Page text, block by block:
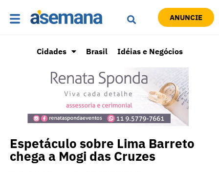
ANUNCIE
Cidades Brasil Idéias e Negócios
Espetáculo sobre Lima Barreto
chega a Mogi das Cruzes